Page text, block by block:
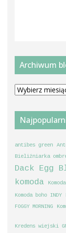
Archiwum
Archiwum
antibes green
Bieliźniarka ombre
Dack Egg
komoda
Komoda boho INDY
FOGGY MORNING
Kredens wiejski